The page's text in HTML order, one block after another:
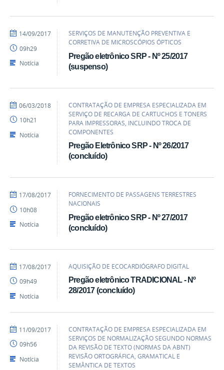
SERVIÇOS DE MANUTENÇÃO PREVENTIVA E
CORRETIVA DE MICROSCÓPIOS ÓPTICOS
Pregão eletrônico SRP - Nº 25/2017
(suspenso)
por
publicado
14/09/2017
09h29
Notícia
CONTRATAÇÃO DE EMPRESA ESPECIALIZADA EM
SERVIÇO DE RECARGA DE CARTUCHOS E TONERS
PARA IMPRESSORAS, INCLUINDO TROCA DE
COMPONENTES
Pregão Eletrônico SRP - Nº 26/2017
(concluído)
por
publicado
06/03/2018
10h21
Notícia
FORNECIMENTO DE PASSAGENS TERRESTRES
NACIONAIS
Pregão eletrônico SRP - Nº 27/2017
(concluído)
por
publicado
17/08/2017
10h08
Notícia
AQUISIÇÃO DE ECOCARDIÓGRAFO DIGITAL
Pregão eletrônico TRADICIONAL - Nº
28/2017 (concluído)
por
publicado
17/08/2017
09h49
Notícia
CONTRATAÇÃO DE EMPRESA ESPECIALIZADA EM
SERVIÇOS DE NORMALIZAÇÃO SEGUNDO NORMAS
DA REVISÃO DE TEXTO (NORMAS DA ABNT)
REVISÃO ORTOGRÁFICA, GRAMATICAL E
SEMÂNTICA DE TEXTOS
por
publicado
11/09/2017
09h56
Notícia